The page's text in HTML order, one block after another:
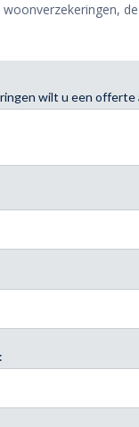
wilt u een offerte